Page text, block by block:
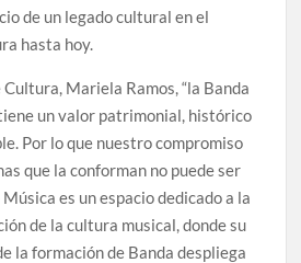
de un legado cultural en el
hasta hoy.
Mariela Ramos, “la Banda
un valor patrimonial, histórico
Por lo que nuestro compromiso
que la conforman no puede ser
es un espacio dedicado a la
de la cultura musical, donde su
la formación de Banda despliega